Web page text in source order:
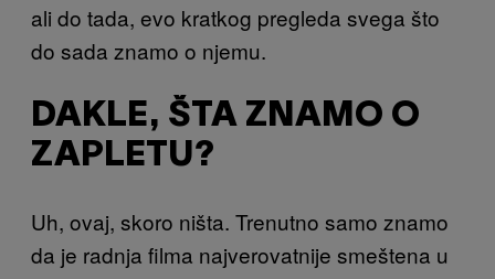
ali do tada, evo kratkog pregleda svega što
do sada znamo o njemu.
DAKLE, ŠTA ZNAMO O
ZAPLETU?
Uh, ovaj, skoro ništa. Trenutno samo znamo
da je radnja filma najverovatnije smeštena u